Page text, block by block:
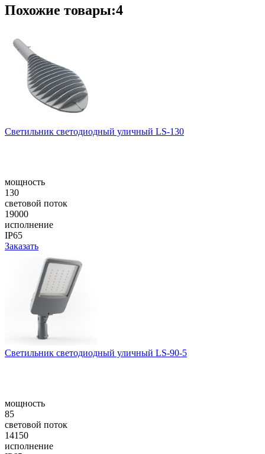
Похожие товары:4
Светильник светодиодный уличный LS-130
мощность
130
световой поток
19000
исполнение
IP65
Заказать
Cветильник светодиодный уличный LS-90-5
мощность
85
световой поток
14150
исполнение